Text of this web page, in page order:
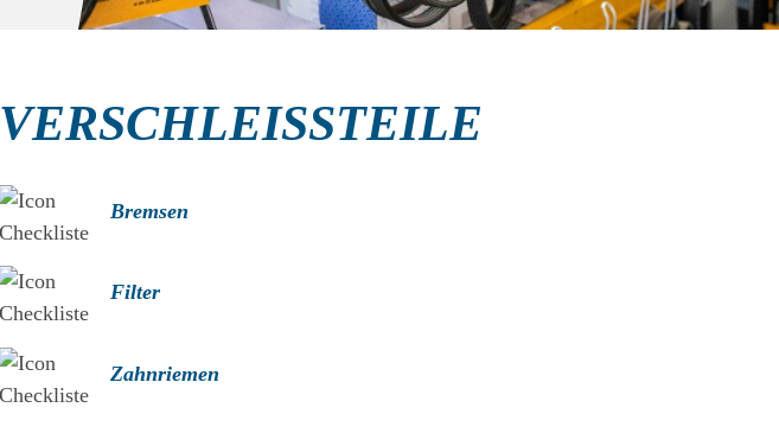
VERSCHLEISSTEILE
Bremsen
Filter
Zahnriemen